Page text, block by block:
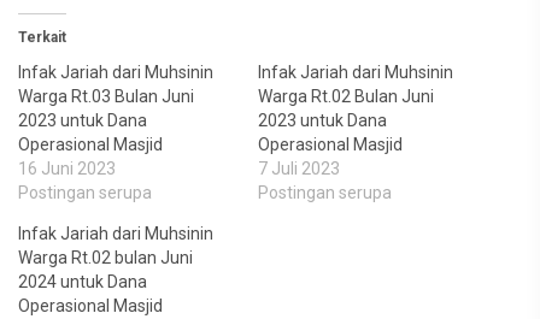
Terkait
Infak Jariah dari Muhsinin
Warga Rt.03 Bulan Juni
2023 untuk Dana
Operasional Masjid
16 Juni 2023
Postingan serupa
Infak Jariah dari Muhsinin
Warga Rt.02 Bulan Juni
2023 untuk Dana
Operasional Masjid
7 Juli 2023
Postingan serupa
Infak Jariah dari Muhsinin
Warga Rt.02 bulan Juni
2024 untuk Dana
Operasional Masjid